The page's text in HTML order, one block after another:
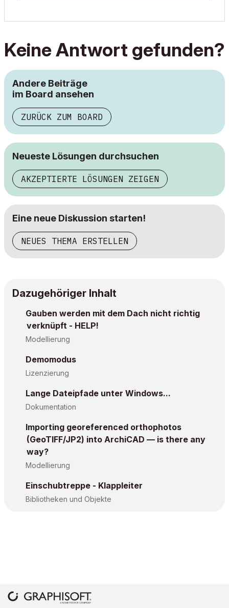
Keine Antwort gefunden?
Andere Beiträge
im Board ansehen
ZURÜCK ZUM BOARD
Neueste Lösungen durchsuchen
AKZEPTIERTE LÖSUNGEN ZEIGEN
Eine neue Diskussion starten!
NEUES THEMA ERSTELLEN
Dazugehöriger Inhalt
Gauben werden mit dem Dach nicht richtig
verknüpft - HELP!
Modellierung
Demomodus
Lizenzierung
Lange Dateipfade unter Windows...
Dokumentation
Importing georeferenced orthophotos
(GeoTIFF/JP2) into ArchiCAD — is there any
way?
Modellierung
Einschubtreppe - Klappleiter
Bibliotheken und Objekte